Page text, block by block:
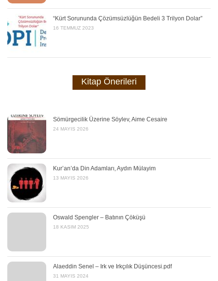
“Kürt Sorununda Çözümsüzlüğün Bedeli 3 Trilyon Dolar”
16 TEMMUZ 2023
Kitap Önerileri
Sömürgecilik Üzerine Söylev, Aime Cesaire
24 MAYIS 2026
Kur’an’da Din Adamları, Aydın Mülayim
13 MAYIS 2026
Oswald Spengler – Batının Çöküşü
18 KASIM 2025
Alaeddin Senel – Irk ve Irkçılık Düşüncesi.pdf
31 MAYIS 2024